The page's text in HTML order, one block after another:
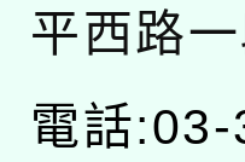
平西路
電話